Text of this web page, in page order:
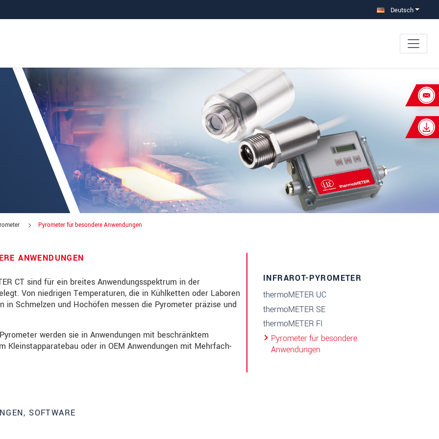
Deutsch
Pyrometer für besondere Anwendungen
ANWENDUNGEN
CT sind für ein breites Anwendungsspektrum in der
Von niedrigen Temperaturen, die in Kühlketten oder Laboren
in Schmelzen und Hochöfen messen die Pyrometer präzise und
werden sie in Anwendungen mit beschränktem
Kleinstapparatebau oder in OEM Anwendungen mit Mehrfach-
SOFTWARE
INFRAROT-PYROMETER
thermoMETER UC
thermoMETER SE
thermoMETER FI
Pyrometer für besondere
Anwendungen
besondere Anwendungen